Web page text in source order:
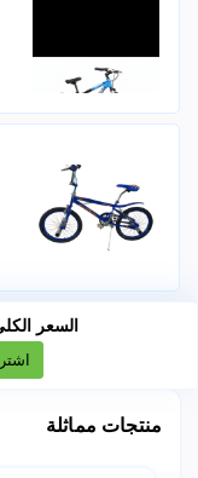
السعر
منتجات مماثلة